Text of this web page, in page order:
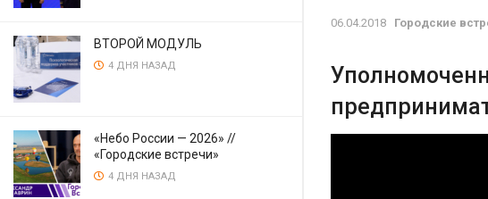
ВТОРОЙ МОДУЛЬ
4 ДНЯ НАЗАД
«Небо России — 2026» //
«Городские встречи»
4 ДНЯ НАЗАД
06.04.2018 Городские